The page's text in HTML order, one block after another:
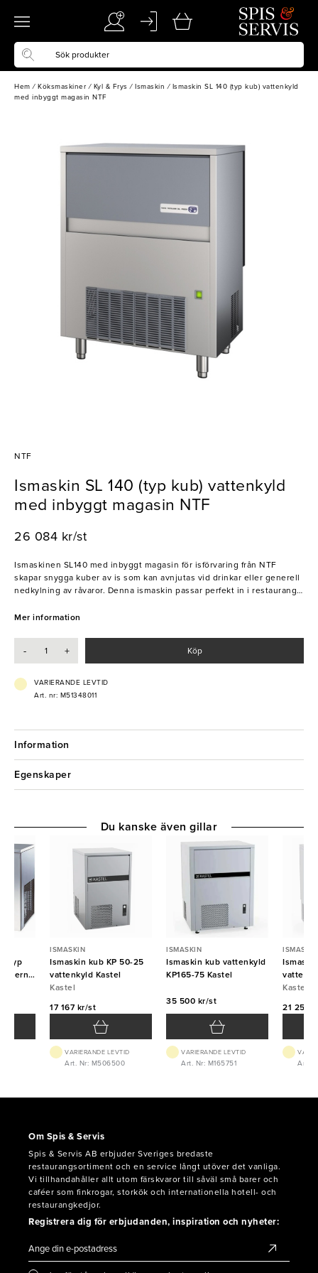
Hem / Köksmaskiner / Kyl & Frys / Ismaskin / Ismaskin SL 140 (typ kub) vattenkyld
med inbyggt magasin NTF
NTF
Ismaskin SL 140 (typ kub) vattenkyld
med inbyggt magasin NTF
26 084 kr/st
Ismaskinen SL140 med inbyggt magasin för isförvaring från NTF
skapar snygga kuber av is som kan avnjutas vid drinkar eller generell
nedkylning av råvaror. Denna ismaskin passar perfekt in i restaurang-
- Effekt: 0,59 kW
- Kylningssystem: Vattenkyld
- Tömningspump: Nej
Mer information
- + Köp
VARIERANDE LEVTID
Art. nr: M51348011
Information
Egenskaper
(typ
ISMASKIN
Ismaskin kub KP 50-25
vattenkyld Kastel
Kastel
17 167 kr/st
VARIERANDE LEVTID
Art. Nr: M506500
ISMASKIN
Ismaskin kub vattenkyld
KP165-75 Kastel
35 500 kr/st
VARIERANDE LEVTID
Art. Nr: M165751
ISMASKIN
Kastel
21 250
Art.
Du kanske även gillar
Om Spis & Servis
Spis & Servis AB erbjuder Sveriges bredaste
restaurangsortiment och en service långt utöver det vanliga.
Vi tillhandahåller allt utom färskvaror till såväl små barer och
caféer som finkrogar, storkök och internationella hotell- och
restaurangkedjor.
Registrera dig för erbjudanden, inspiration och nyheter: